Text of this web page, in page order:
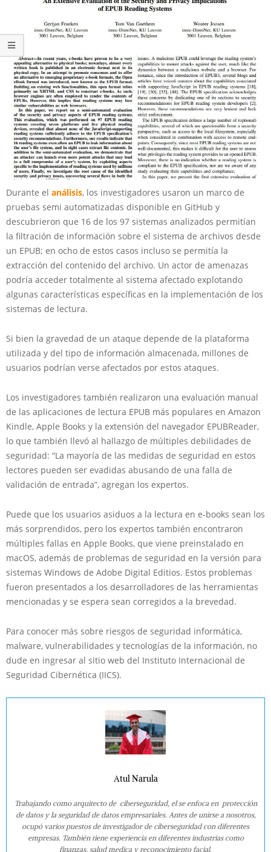
Durante el análisis, los investigadores usaron un marco de
pruebas semi automatizadas disponible en GitHub y
descubrieron que 16 de los 97 sistemas analizados permitían
la filtración de información sobre el sistema de archivos desde
un EPUB; en ocho de estos casos incluso se permitía la
extracción del contenido del archivo. Un actor de amenazas
podría acceder totalmente al sistema afectado explotando
algunas características específicas en la implementación de los
sistemas de lectura.
Si bien la gravedad de un ataque depende de la plataforma
utilizada y del tipo de información almacenada, millones de
usuarios podrían verse afectados por estos ataques.
Los investigadores también realizaron una evaluación manual
de las aplicaciones de lectura EPUB más populares en Amazon
Kindle, Apple Books y la extensión del navegador EPUBReader,
lo que también llevó al hallazgo de múltiples debilidades de
seguridad: “La mayoría de las medidas de seguridad en estos
lectores pueden ser evadidas abusando de una falla de
validación de entrada”, agregan los expertos.
Puede que los usuarios asiduos a la lectura en e-books sean los
más sorprendidos, pero los expertos también encontraron
múltiples fallas en Apple Books, que viene preinstalado en
macOS, además de problemas de seguridad en la versión para
sistemas Windows de Adobe Digital Editios. Estos problemas
fueron presentados a los desarrolladores de las herramientas
mencionadas y se espera sean corregidos a la brevedad.
Para conocer más sobre riesgos de seguridad informática,
malware, vulnerabilidades y tecnologías de la información, no
dude en ingresar al sitio web del Instituto Internacional de
Seguridad Cibernética (IICS).
Atul Narula
Trabajando como arquitecto de ciberseguridad, el se enfoca en protección
de datos y la seguridad de datos empresariales. Antes de unirse a nosotros,
ocupó varios puestos de investigador de ciberseguridad con diferentes
empresas. También tiene experiencia en diferentes industrias como
finanzas, salud medica y reconocimiento facial.